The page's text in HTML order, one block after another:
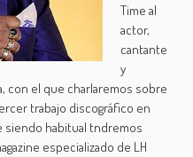
Time al
actor,
cantante
y
con el que charlaremos sobre
trabajo discográfico en
siendo habitual tndremos
especializado de LH